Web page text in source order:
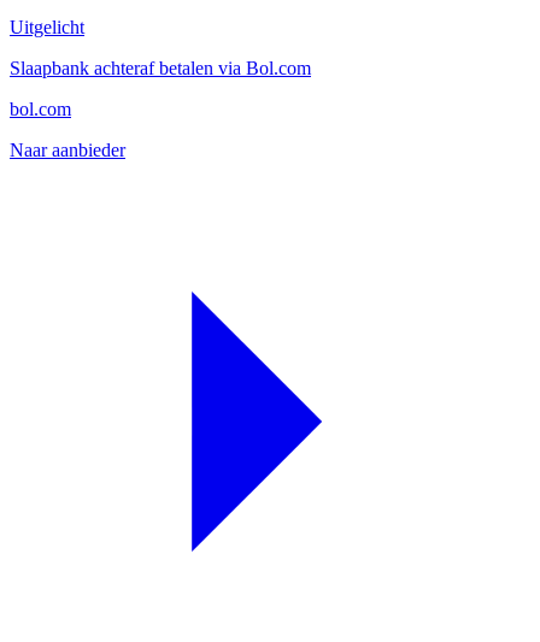
Uitgelicht
Slaapbank achteraf betalen via Bol.com
bol.com
Naar aanbieder